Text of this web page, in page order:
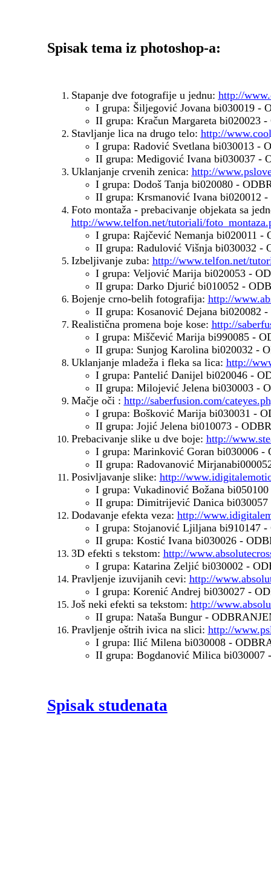
Spisak tema iz photoshop-a:
Stapanje dve fotografije u jednu: http://
I grupa: Šiljegović Jovana bi030019 -
II grupa: Kračun Margareta bi020023
Stavljanje lica na drugo telo: http://
I grupa: Radović Svetlana bi030013-
II grupa: Medigović Ivana bi030037-
Uklanjanje crvenih zenica: http://
I grupa: Dodoš Tanja bi020080 -
II grupa: Krsmanović Ivana bi020012
Foto montaža - prebacivanje objekata sa
http://www.telfon.net/tutoriali/
I grupa: Rajčević Nemanja bi020011 -
II grupa: Radulović Višnja bi030032 -
Izbeljivanje zuba: http://www.telfon.net/
I grupa: Veljović Marija bi020053 -
II grupa: Darko Djurić bi010052 -
Bojenje crno-belih fotografija: http://
II grupa: Kosanović Dejana bi020082
Realistična promena boje kose: http://
I grupa: Miščević Marija bi990085 -
II grupa: Sunjog Karolina bi020032 -
Uklanjanje mladeža i fleka sa lica: http://
I grupa: Pantelić Danijel bi020046-
II grupa: Milojević Jelena bi030003-
Mačje oči : http://saberfusion.com/
I grupa: Bošković Marija bi030031 -
II grupa: JojićJelenabi010073-
Prebacivanje slike u dve boje: http://
I grupa: Marinković Goran bi030006 -
II grupa: Radovanović
Posivljavanje slike: http://
I grupa: Vukadinović Božana
II grupa: Dimitrijević Danica
Dodavanje efekta veza: http://
I grupa: Stojanović Ljiljana bi910147
II grupa: Kostić Ivana bi030026 -
3D efekti s tekstom: http://
I grupa: Katarina Zeljić bi030002 -
Pravljenje izuvijanih cevi: http://
I grupa: Korenić Andrej bi030027 -
Jošneki efekti sa tekstom: http://
II grupa: Nataša Bungur -
Pravljenje oštrih ivica na slici: http://
I grupa: Ilić Milena bi030008 -
II grupa: Bogdanović Milica bi030007
Spisak studenata